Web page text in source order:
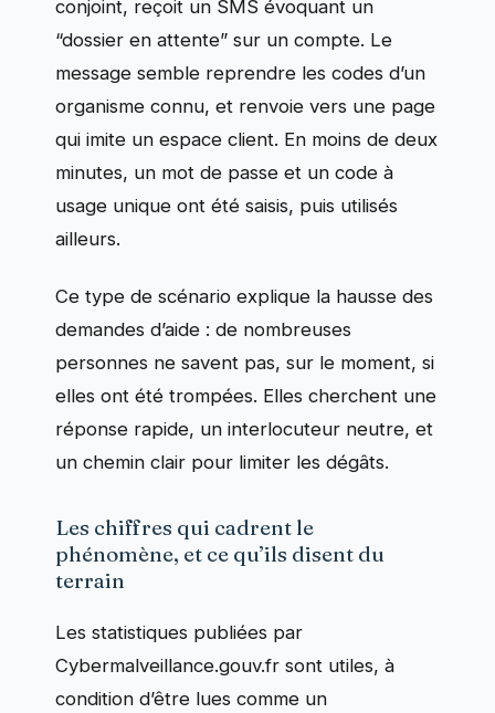
conjoint, reçoit un SMS évoquant un
“dossier en attente” sur un compte. Le
message semble reprendre les codes d’un
organisme connu, et renvoie vers une page
qui imite un espace client. En moins de deux
minutes, un mot de passe et un code à
usage unique ont été saisis, puis utilisés
ailleurs.
Ce type de scénario explique la hausse des
demandes d’aide : de nombreuses
personnes ne savent pas, sur le moment, si
elles ont été trompées. Elles cherchent une
réponse rapide, un interlocuteur neutre, et
un chemin clair pour limiter les dégâts.
Les chiffres qui cadrent le
phénomène, et ce qu’ils disent du
terrain
Les statistiques publiées par
Cybermalveillance.gouv.fr sont utiles, à
condition d’être lues comme un